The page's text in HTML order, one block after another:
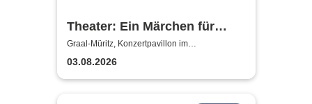
Theater: Ein Märchen für
Erwachsene - n. d. Poem
"Ruslan & Ludmilla" | A.
Puschkin
Graal-Müritz, Konzertpavillon im
Rhododendronpark Graal-Müritz
03.08.2026